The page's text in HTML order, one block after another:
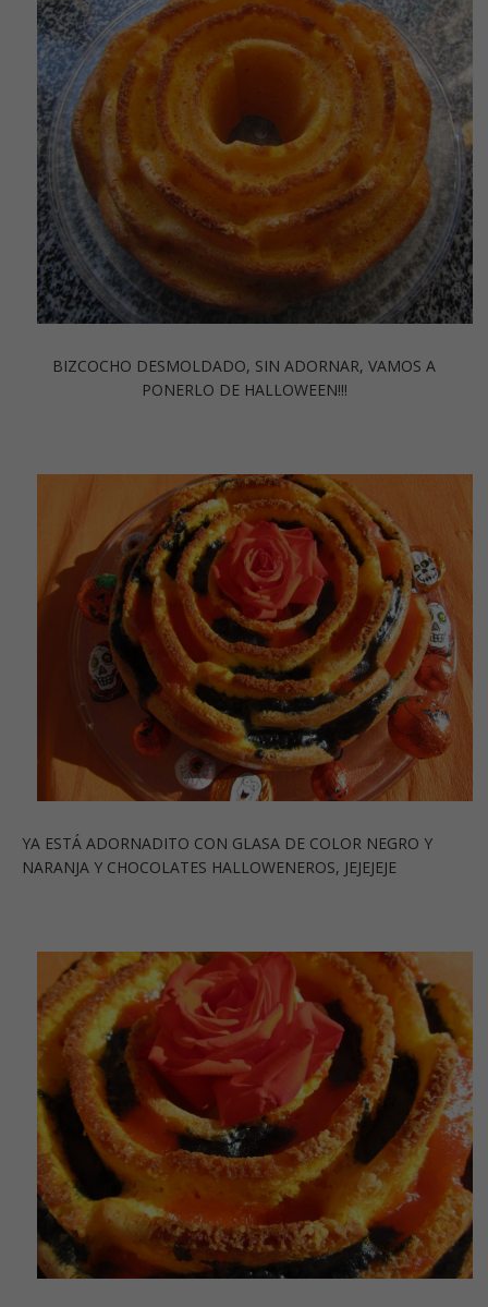
BIZCOCHO DESMOLDADO, SIN ADORNAR, VAMOS A
PONERLO DE HALLOWEEN!!!
YA ESTÁ ADORNADITO CON GLASA DE COLOR NEGRO Y
NARANJA Y CHOCOLATES HALLOWENEROS, JEJEJEJE